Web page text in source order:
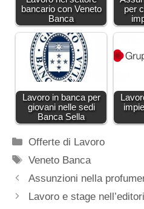
bancario con Veneto
Banca
per
Lavoro in banca per
giovani nelle sedi
Banca Sella
Categorie
Offerte di Lavoro
Tag
Veneto Banca
Assunzioni nella
Lavoro e stage